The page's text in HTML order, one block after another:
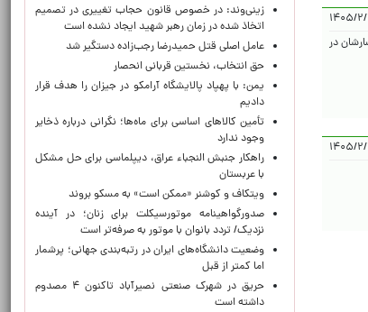
در
زینی‌وند: در خصوص قانون حجاب تغییری در تصمیم
اتخاذ شده در زمان رهبر شهید ایجاد نشده است
عامل اصلی قتل حمیدرضا رجب‌زاده دستگیر شد
حق انتخاب، نخستین قربانی انحصار
یمن: با پهپاد پالایشگاه آرامکو در جیزان را هدف قرار
دادیم
تأمین کالاهای اساسی برای ماه‌ها؛ نگرانی درباره ذخایر
وجود ندارد
راهکار جنبش النجباء عراق، دیپلماسی برای حل مشکل
با عربستان
ویتکاف و کوشنر «ممکن است» به مسکو بروند
صدورگواهینامه موتورسیکلت برای زنان؛ در آینده
نزدیک/ تردد بانوان با موتور به‌ صرفه‌تر است
وضعیت دانشگاه‌های ایران در رتبه‌بندی جهانی؛ پرشمار
اما کمتر از قبل
حریق در شهرک صنعتی نصیرآباد تاکنون ۴ مصدوم
داشته است